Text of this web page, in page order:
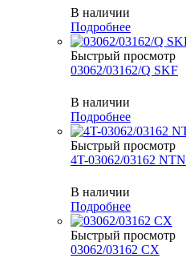
В наличии
Подробнее
Быстрый просмотр
03062/03162/Q SKF
В наличии
Подробнее
Быстрый просмотр
4T-03062/03162 NTN
В наличии
Подробнее
Быстрый просмотр
03062/03162 CX